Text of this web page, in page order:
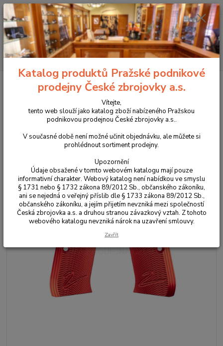
Menu
Hledat
+420 225 375 800
Příslušenství, doplňky a náhradní díly Pro pistole
Duralové střenky dlouhé pro CZ Shadow 2
Duralové střenky dlouhé pro CZ
Shadow 2
Katalog produktů Pražské podnikové
prodejny České zbrojovky a.s.
Vítejte,
tento web slouží jako katalog zboží nabízeného Pražskou
podnikovou prodejnou České zbrojovky a.s..
V současné době není možné učinit objednávku, ale můžete si
prohlédnout sortiment prodejny.
Upozornění
Údaje obsažené v tomto webovém katalogu mají pouze
informativní charakter. Webový katalog není nabídkou ve smyslu
§ 1731 nebo § 1732 zákona 89/2012 Sb., občanského zákoníku,
ani se nejedná o veřejný příslib dle § 1733 zákona 89/2012 Sb.,
občanského zákoníku, a jejím přijetím nevzniká mezi společností
Česká zbrojovka a.s. a druhou stranou závazkový vztah. Z tohoto
webového katalogu nevzniká nárok na uzavření smlouvy.
Zavřít